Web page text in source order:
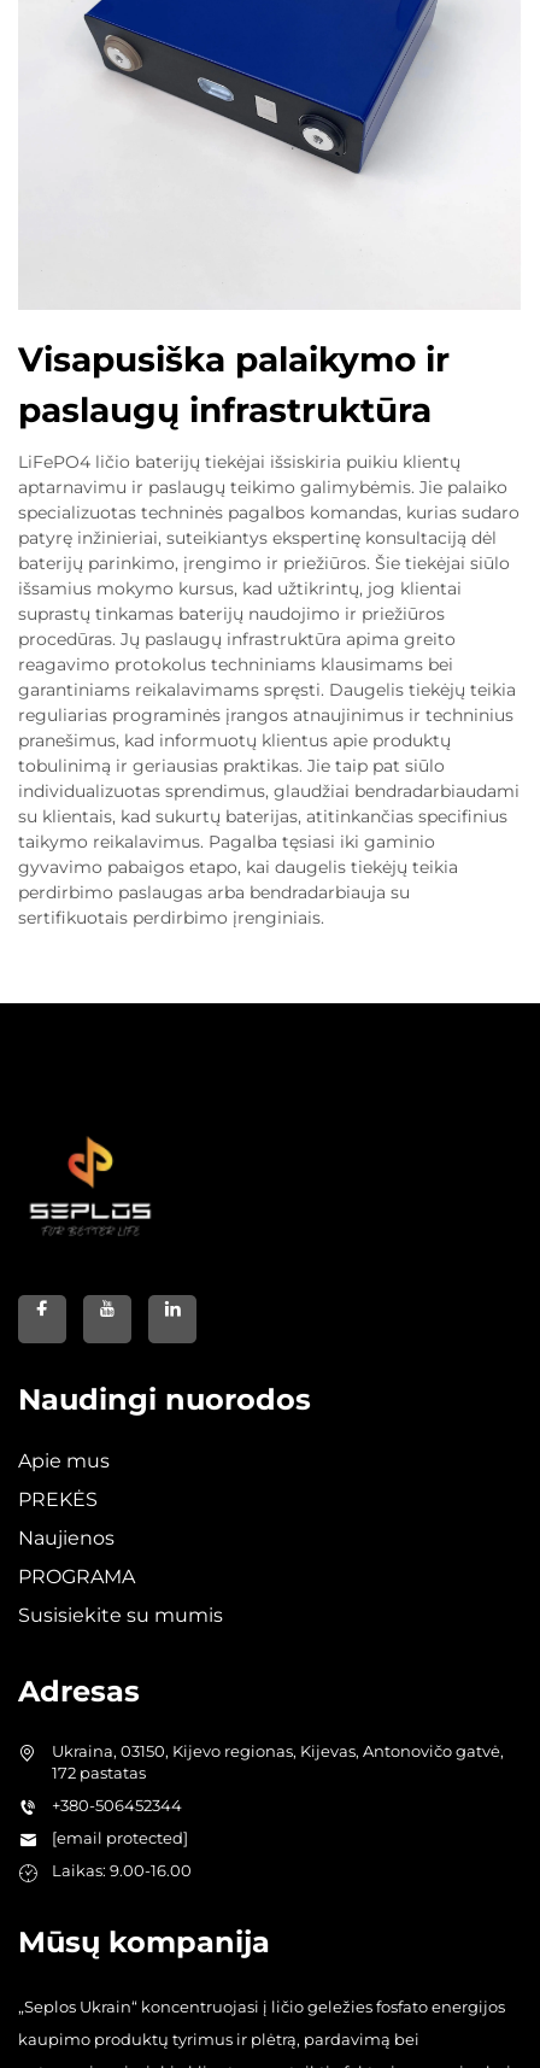
Visapusiška palaikymo ir
paslaugų infrastruktūra
LiFePO4 ličio baterijų tiekėjai išsiskiria puikiu klientų
aptarnavimu ir paslaugų teikimo galimybėmis. Jie palaiko
specializuotas techninės pagalbos komandas, kurias sudaro
patyrę inžinieriai, suteikiantys ekspertinę konsultaciją dėl
baterijų parinkimo, įrengimo ir priežiūros. Šie tiekėjai siūlo
išsamius mokymo kursus, kad užtikrintų, jog klientai
suprastų tinkamas baterijų naudojimo ir priežiūros
procedūras. Jų paslaugų infrastruktūra apima greito
reagavimo protokolus techniniams klausimams bei
garantiniams reikalavimams spręsti. Daugelis tiekėjų teikia
reguliarias programinės įrangos atnaujinimus ir techninius
pranešimus, kad informuotų klientus apie produktų
tobulinimą ir geriausias praktikas. Jie taip pat siūlo
individualizuotas sprendimus, glaudžiai bendradarbiaudami
su klientais, kad sukurtų baterijas, atitinkančias specifinius
taikymo reikalavimus. Pagalba tęsiasi iki gaminio
gyvavimo pabaigos etapo, kai daugelis tiekėjų teikia
perdirbimo paslaugas arba bendradarbiauja su
sertifikuotais perdirbimo įrenginiais.
Naudingi nuorodos
Apie mus
PREKĖS
Naujienos
PROGRAMA
Susisiekite su mumis
Adresas
Ukraina, 03150, Kijevo regionas, Kijevas, Antonovičo gatvė,
172 pastatas
+380-506452344
[email protected]
Laikas: 9.00-16.00
Mūsų kompanija
„Seplos Ukrain“ koncentruojasi į ličio geležies fosfato energijos
kaupimo produktų tyrimus ir plėtrą, pardavimą bei